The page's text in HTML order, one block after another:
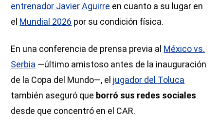
entrenador Javier Aguirre en cuanto a su lugar en
el Mundial 2026 por su condición física.
En una conferencia de prensa previa al México vs.
Serbia —último amistoso antes de la inauguración
de la Copa del Mundo—, el jugador del Toluca
también aseguró que borró sus redes sociales
desde que concentró en el CAR.